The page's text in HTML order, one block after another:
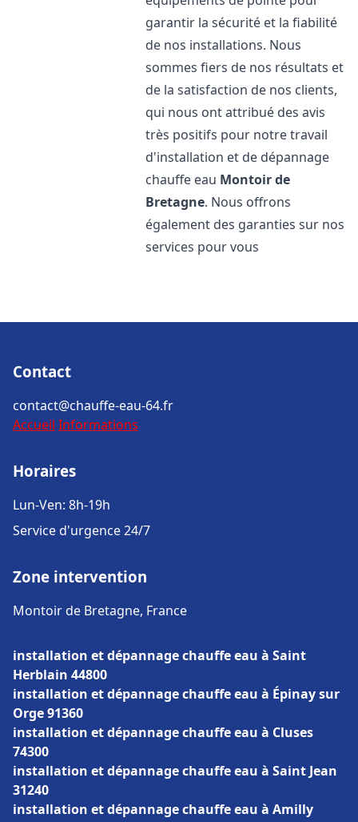
garantir la sécurité et la fiabilité
de nos installations. Nous
sommes fiers de nos résultats et
de la satisfaction de nos clients,
qui nous ont attribué des avis
très positifs pour notre travail
d'installation et de dépannage
chauffe eau Montoir de
Bretagne. Nous offrons
également des garanties sur nos
services pour vous
Contact
contact@chauffe-eau-64.fr
Accueil Informations
Horaires
Lun-Ven: 8h-19h
Service d'urgence 24/7
Zone intervention
Montoir de Bretagne, France
installation et dépannage chauffe eau à Saint
Herblain 44800
installation et dépannage chauffe eau à Épinay sur
Orge 91360
installation et dépannage chauffe eau à Cluses
74300
installation et dépannage chauffe eau à Saint Jean
31240
installation et dépannage chauffe eau à Amilly